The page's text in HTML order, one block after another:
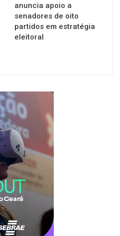
anuncia apoio a
senadores de oito
partidos em estratégia
eleitoral